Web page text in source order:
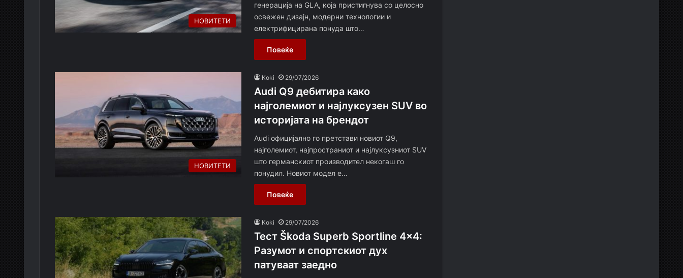
НОВИТЕТИ
генерација на GLA, која пристигнува со целосно
освежен дизајн, модерни технологии и
електрифицирана понуда што…
Повеќе
НОВИТЕТИ
Koki 29/07/2026
Audi Q9 дебитира како
најголемиот и најлуксузен SUV во
историјата на брендот
Audi официјално го претстави новиот Q9,
најголемиот, најпространиот и најлуксузниот SUV
што германскиот производител некогаш го
понудил. Новиот модел е…
Повеќе
Koki 29/07/2026
Тест Škoda Superb Sportline 4×4:
Разумот и спортскиот дух
патуваат заедно